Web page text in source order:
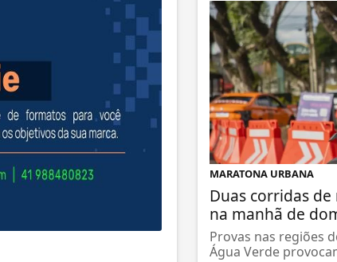
MARATONA URBANA
Duas corridas
na manhã de
Provas nas regiões
Água Verde